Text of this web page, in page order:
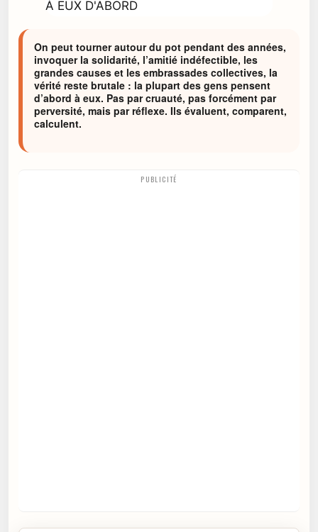
On peut tourner autour du pot pendant des années,
invoquer la solidarité, l’amitié indéfectible, les
grandes causes et les embrassades collectives, la
vérité reste brutale : la plupart des gens pensent
d’abord à eux. Pas par cruauté, pas forcément par
perversité, mais par réflexe. Ils évaluent, comparent,
calculent.
PUBLICITÉ